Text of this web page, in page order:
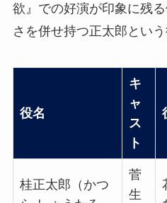
欲』での好演が印象に残
さを併せ持つ正太郎という
役名
キ
ャ
ス
ト
桂正太郎（かつ
菅
生